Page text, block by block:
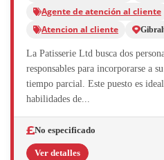
Agente de atención al cliente
Atencion al cliente
La Patisserie Ltd busca dos
responsables para incorporarse a
tiempo parcial. Este puesto es
habilidades de...
No especificado
Ver detalles